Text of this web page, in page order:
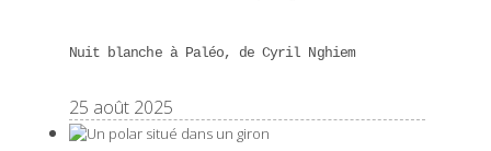
Nuit blanche à Paléo, de Cyril Nghiem
25 août 2025